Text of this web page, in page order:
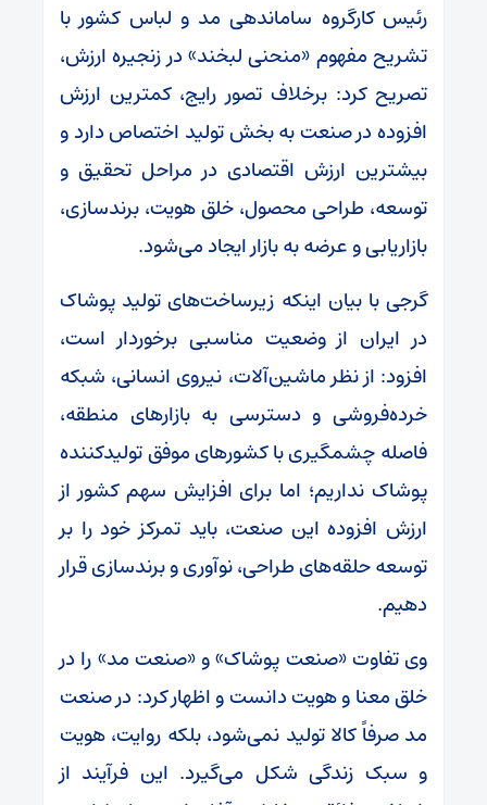
رئیس کارگروه ساماندهی مد و لباس کشور با
تشریح مفهوم «منحنی لبخند» در زنجیره ارزش،
تصریح کرد: برخلاف تصور رایج، کمترین ارزش
افزوده در صنعت به بخش تولید اختصاص دارد و
بیشترین ارزش اقتصادی در مراحل تحقیق و
توسعه، طراحی محصول، خلق هویت، برندسازی،
بازاریابی و عرضه به بازار ایجاد می‌شود.
گرجی با بیان اینکه زیرساخت‌های تولید پوشاک
در ایران از وضعیت مناسبی برخوردار است،
افزود: از نظر ماشین‌آلات، نیروی انسانی، شبکه
خرده‌فروشی و دسترسی به بازارهای منطقه،
فاصله چشمگیری با کشورهای موفق تولیدکننده
پوشاک نداریم؛ اما برای افزایش سهم کشور از
ارزش افزوده این صنعت، باید تمرکز خود را بر
توسعه حلقه‌های طراحی، نوآوری و برندسازی قرار
دهیم.
وی تفاوت «صنعت پوشاک» و «صنعت مد» را در
خلق معنا و هویت دانست و اظهار کرد: در صنعت
مد صرفاً کالا تولید نمی‌شود، بلکه روایت، هویت
و سبک زندگی شکل می‌گیرد. این فرآیند از